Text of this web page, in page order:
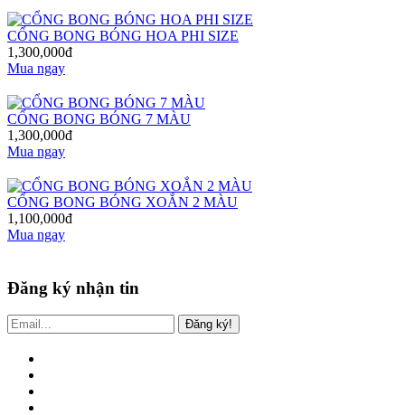
CỔNG BONG BÓNG HOA PHI SIZE
1,300,000đ
Mua ngay
CỔNG BONG BÓNG 7 MÀU
1,300,000đ
Mua ngay
CỔNG BONG BÓNG XOẮN 2 MÀU
1,100,000đ
Mua ngay
Đăng ký nhận tin
Đăng ký!